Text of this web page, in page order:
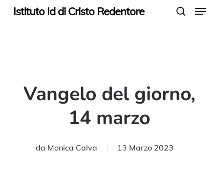
SkipIstituto Id di Cristo Redentore Menu
Vangelo del giorno,
14 marzo
da Monica Calva 13 Marzo 2023